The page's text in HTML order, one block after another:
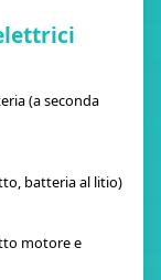
(a seconda
batteria al litio)
motore e